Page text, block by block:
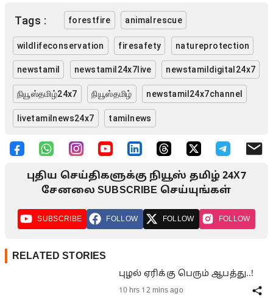
Tags : forestfire animalrescue
wildlifeconservation firesafety natureprotection
newstamil newstamil24x7live newstamildigital24x7
நியூஸ்தமிழ்24x7 நியூஸ்தமிழ் newstamil24x7channel
livetamilnews24x7 tamilnews
புதிய செய்திகளுக்கு நியூஸ் தமிழ் 24X7
சேனலை SUBSCRIBE செய்யுங்கள்
SUBSCRIBE FOLLOW FOLLOW FOLLOW
RELATED STORIES
புழல் ஏரிக்கு பெரும் ஆபத்து..!
10 hrs 12 mins ago